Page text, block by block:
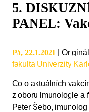
5.
PANEL:
Pá, 22.1.2021
fakulta Univerzity
Co o aktuálních
z oboru imunologie a
Peter Šebo,